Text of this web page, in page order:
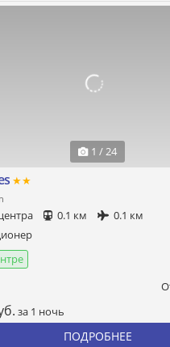
1 / 24
★★
0.1 км
0.1 км
за 1 ночь
ПОДРОБНЕЕ